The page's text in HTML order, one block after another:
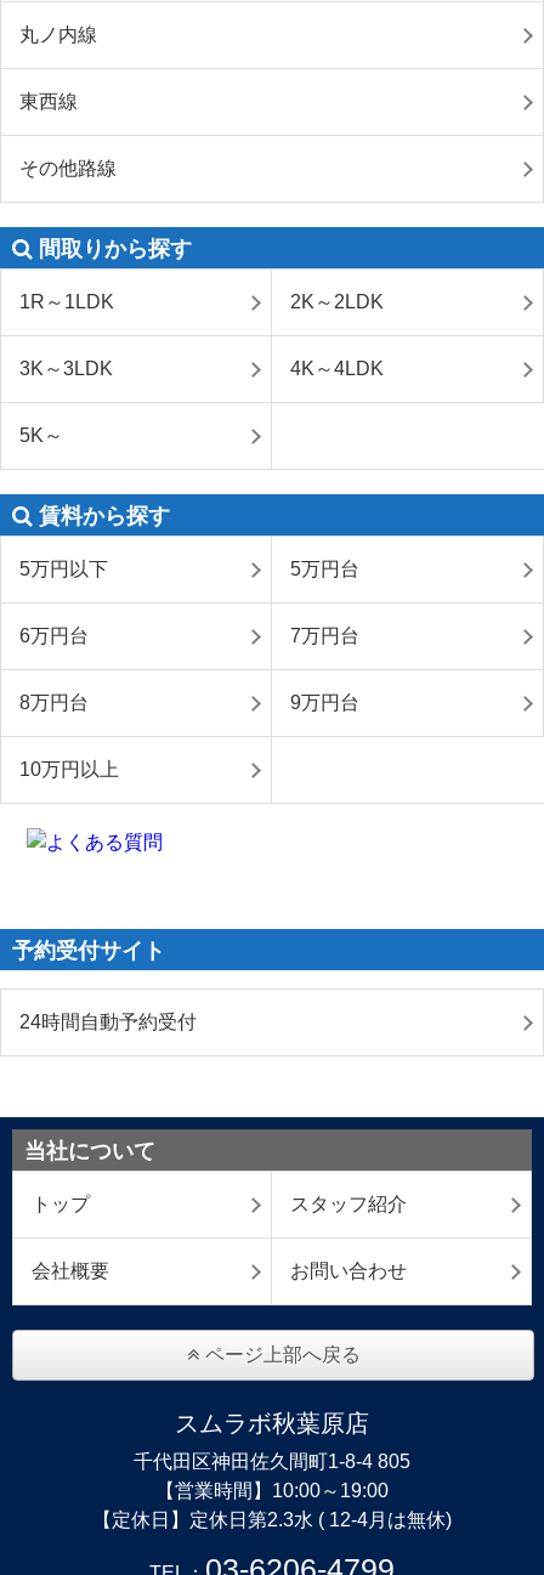
丸ノ内線
東西線
その他路線
間取りから探す
1R～1LDK 2K～2LDK
3K～3LDK 4K～4LDK
5K～
賃料から探す
5万円以下 5万円台
6万円台 7万円台
8万円台 9万円台
10万円以上
予約受付サイト
24時間自動予約受付
当社について
トップ スタッフ紹介
会社概要 お問い合わせ
ページ上部へ戻る
スムラボ秋葉原店
千代田区神田佐久間町1-8-4 805
【営業時間】10:00～19:00
【定休日】定休日第2.3水 ( 12-4月は無休)